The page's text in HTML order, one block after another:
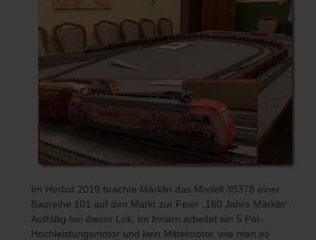
Im Herbst 2019 brachte Märklin das Modell 39378 einer
Baureihe 101 auf den Markt zur Feier „160 Jahre Märklin“.
Auffällig bei dieser Lok: Im Innern arbeitet ein 5 Pol-
Hochleistungsmotor und kein Mittelmotor, wie man es